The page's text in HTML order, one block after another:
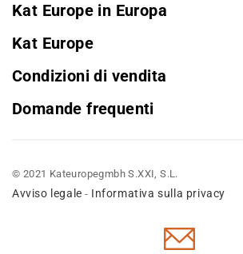
Kat Europe in Europa
Kat Europe
Condizioni di vendita
Domande frequenti
© 2021 Kateuropegmbh S.XXI, S.L.
Avviso legale - Informativa sulla privacy